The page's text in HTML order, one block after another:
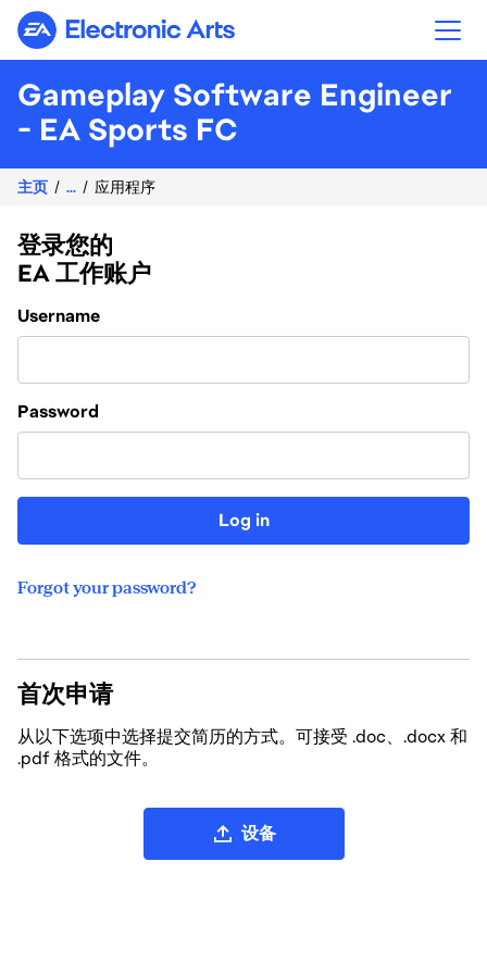
Electronic Arts
Gameplay Software Engineer
- EA Sports FC
主页 ... 应用程序
登录您的
EA 工作账户
Login
Username
Password
Log in
Forgot your password?
首次申请
从以下选项中选择提交简历的方式。可接受 .doc、.docx 和
.pdf 格式的文件。
设备